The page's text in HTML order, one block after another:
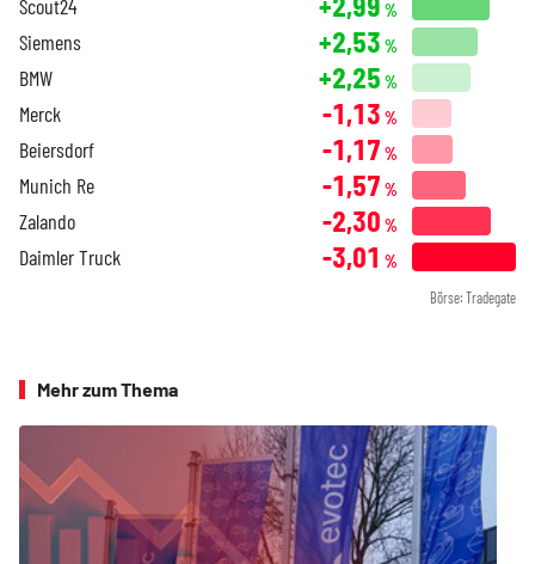
Scout24 %
Siemens +2,53 %
BMW +2,25 %
Merck -1,13 %
Beiersdorf -1,17 %
Munich Re -1,57 %
Zalando -2,30 %
Daimler Truck -3,01 %
Börse: Tradegate
Mehr zum Thema